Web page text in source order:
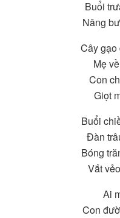
Buổi
Nâng
Cây
Mẹ
Con
Giọt
Buổi
Đàn
Bóng
Vắt
Ai
Con